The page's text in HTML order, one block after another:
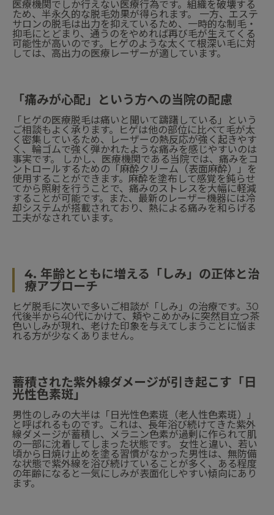
医療機関でしか行えない医療行為です。組織を破壊する
ため、半永久的な脱毛効果が得られます。 一方、エステ
サロンの脱毛は出力を抑えているため、一時的な制毛・
抑毛にとどまり、通うのをやめれば再び毛が生えてくる
可能性が高いのです。ヒゲのような太くて根深い毛に対
しては、高出力の医療レーザーが適しています。
「痛みが心配」という方への当院の配慮
「ヒゲの医療脱毛は痛いと聞いて躊躇している」という
ご相談もよく承ります。ヒゲは他の部位に比べて毛が太
く密集しているため、レーザーの熱反応が強く起きやす
く、輪ゴムで強く弾かれたような痛みを感じやすいのは
事実です。 しかし、医療機関である当院では、痛みをコ
ントロールするための「麻酔クリーム（表面麻酔）」を
使用することができます。麻酔を塗布して感覚を鈍らせ
てから照射を行うことで、痛みのストレスを大幅に軽減
することが可能です。また、最新のレーザー機器には冷
却システムが搭載されており、熱による痛みを和らげる
工夫がなされています。
4. 年齢とともに増える「しみ」の正体と治
療アプローチ
ヒゲ脱毛に次いで多いご相談が「しみ」の治療です。30
代後半から40代にかけて、頬やこめかみに突然目立つ茶
色いしみが現れ、老けた印象を与えてしまうことに悩ま
れる方が少なくありません。
蓄積された紫外線ダメージが引き起こす「日
光性色素斑」
男性のしみの大半は「日光性色素斑（老人性色素斑）」
と呼ばれるものです。これは、長年浴び続けてきた紫外
線ダメージが蓄積し、メラニン色素が過剰に作られて肌
の一部に沈着してしまった状態です。 女性と違い、若い
頃から日焼け止めを塗る習慣がなかった男性は、無防備
な状態で紫外線を浴び続けていることが多く、ある程度
の年齢になると一気にしみが表面化しやすい傾向にあり
ます。